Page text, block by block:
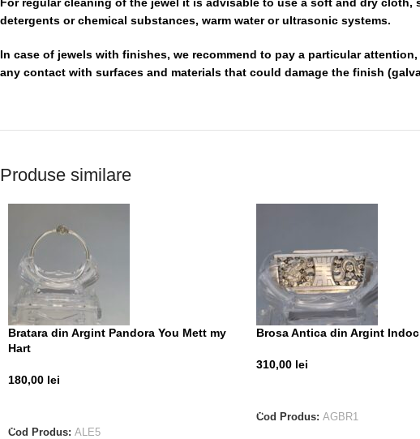
detergents or chemical substances, warm water or ultrasonic systems.
In case of jewels with finishes, we recommend to pay a particular
any contact with surfaces and materials that could damage the finish
Produse similare
Bratara din Argint Pandora You Mett my
Hart
180,00 lei
Cod Produs: ALE5
Brosa Antica din Argint
310,00 lei
Cod Produs: AGBR1